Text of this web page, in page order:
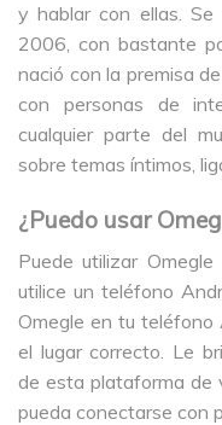
y hablar con ellas.
2006, con bastante
nació con la premisa
con personas de
cualquier parte del
sobre temas íntimos,
¿Puedo usar
Puede utilizar
utilice un teléfono
Omegle en tu teléfono
el lugar correcto. Le
de esta plataforma de
pueda conectarse con